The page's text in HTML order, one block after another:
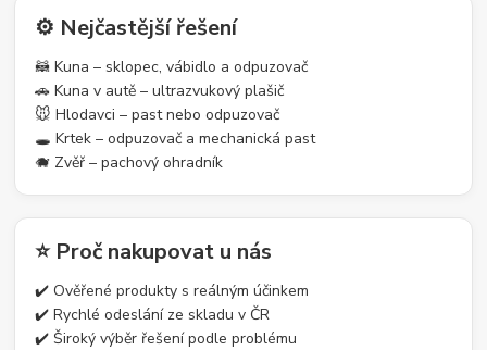
⚙️ Nejčastější řešení
🦝 Kuna – sklopec, vábidlo a odpuzovač
🚗 Kuna v autě – ultrazvukový plašič
🐭 Hlodavci – past nebo odpuzovač
🕳️ Krtek – odpuzovač a mechanická past
🐗 Zvěř – pachový ohradník
⭐ Proč nakupovat u nás
✔️ Ověřené produkty s reálným účinkem
✔️ Rychlé odeslání ze skladu v ČR
✔️ Široký výběr řešení podle problému